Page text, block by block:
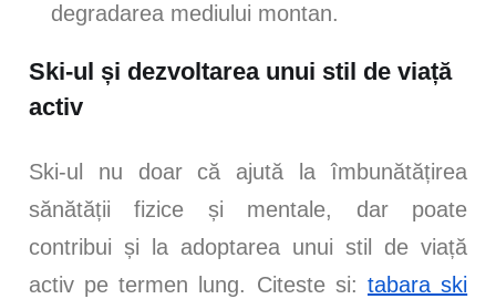
degradarea mediului montan.
Ski-ul și dezvoltarea unui stil de viață
activ
Ski-ul nu doar că ajută la îmbunătățirea
sănătății fizice și mentale, dar poate
contribui și la adoptarea unui stil de viață
activ pe termen lung. Citeste si: tabara ski